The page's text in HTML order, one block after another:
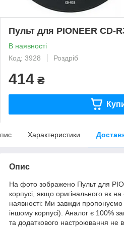
Пульт для PIONEER CD-
В наявності
Код: 3928
Роздріб
414 ₴
Характеристики
Опис
На фото зображено Пульт для
корпусі, якщо оригінального як
наявності: Ми завжди пропонуємо
іншому корпусі). Аналог є 100%
та додаткового настроювання не